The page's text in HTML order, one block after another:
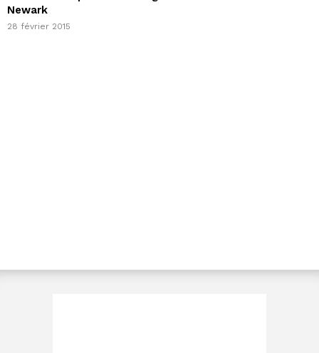
Newark
28 février 2015